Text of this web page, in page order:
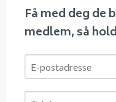
Få med deg de
medlem, så